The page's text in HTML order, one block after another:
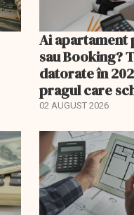
Ai apartament
sau Booking?
datorate în
pragul care
regimul fiscal
02 AUGUST 2026